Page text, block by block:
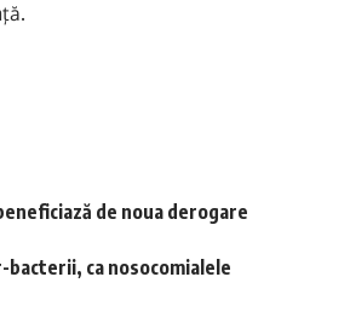
de noua derogare
ca nosocomialele